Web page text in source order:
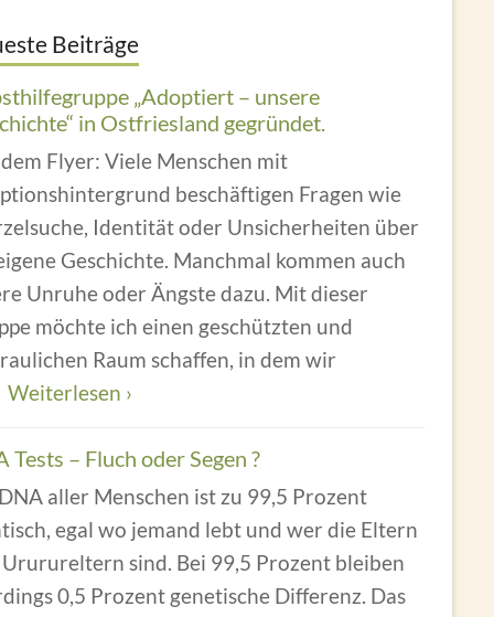
Beiträge
„Adoptiert – unsere
in Ostfriesland gegründet.
Flyer: Viele Menschen mit
beschäftigen Fragen wie
Identität oder Unsicherheiten über
Geschichte. Manchmal kommen auch
Unruhe oder Ängste dazu. Mit dieser
möchte ich einen geschützten und
Raum schaffen, in dem wir
Weiterlesen ›
Tests – Fluch oder Segen ?
aller Menschen ist zu 99,5 Prozent
egal wo jemand lebt und wer die Eltern
sind. Bei 99,5 Prozent bleiben
0,5 Prozent genetische Differenz. Das